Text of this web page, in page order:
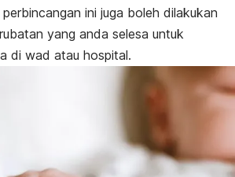
ini juga boleh dilakukan
yang anda selesa untuk
di wad atau hospital.